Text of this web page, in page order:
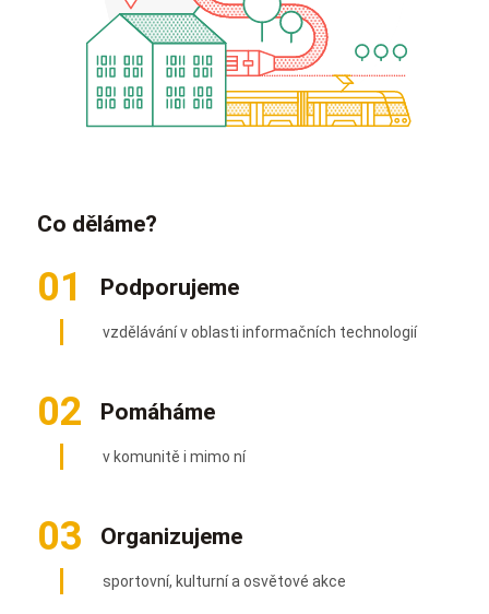
Co děláme?
01 Podporujeme
vzdělávání v oblasti informačních technologií
02 Pomáháme
v komunitě i mimo ní
03 Organizujeme
sportovní, kulturní a osvětové akce